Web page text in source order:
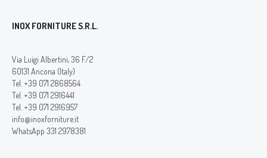
INOX FORNITURE S.R.L.
Via Luigi Albertini, 36 F/2
60131 Ancona (Italy)
Tel. +39 071 2868564
Tel. +39 071 2916441
Tel. +39 071 2916957
info@inoxforniture.it
WhatsApp 331 2978381